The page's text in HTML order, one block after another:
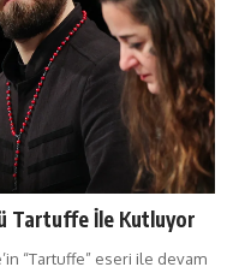
Tartuffe İle Kutluyor
“Tartuffe” eseri ile devam